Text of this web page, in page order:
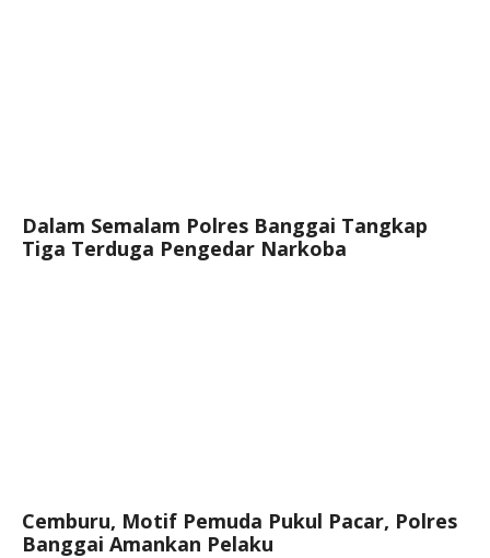
Dalam Semalam Polres Banggai Tangkap
Tiga Terduga Pengedar Narkoba
Cemburu, Motif Pemuda Pukul Pacar, Polres
Banggai Amankan Pelaku